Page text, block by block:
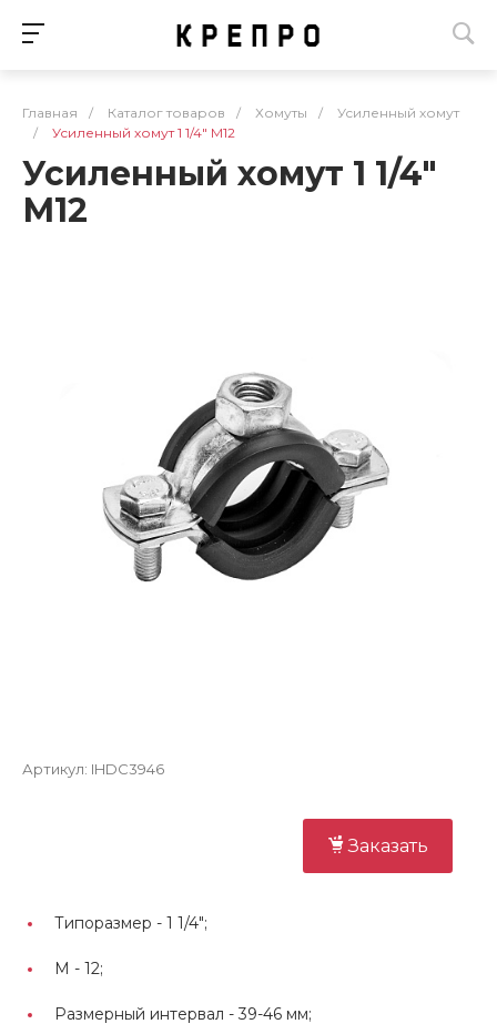
Главная / Каталог товаров / Хомуты /
Усиленный хомут
/
Усиленный хомут 1 1/4" М12
Усиленный хомут 1 1/4"
М12
Артикул: IHDC3946
Заказать
Типоразмер - 1 1/4";
М - 12;
Размерный интервал - 39-46 мм;